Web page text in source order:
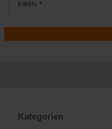
E-MAIL *
Kategorien